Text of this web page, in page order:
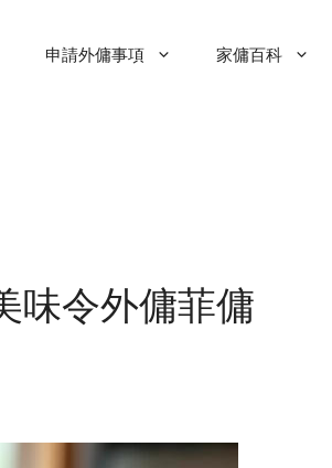
申請外傭事項 家傭百科
味令外傭菲傭